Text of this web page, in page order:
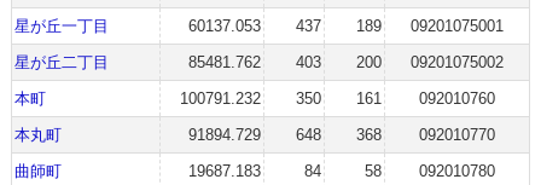
星が丘一丁目
60137.053 437 189
09201075001
星が丘二丁目
85481.762 403 200
09201075002
本町
100791.232 350 161
092010760
本丸町
91894.729 648 368
092010770
曲師町
19687.183 84 58
092010780